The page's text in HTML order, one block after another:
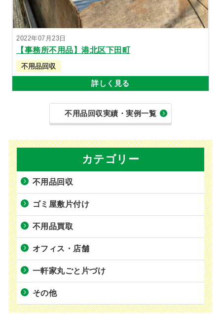
2022年07月23日
【事務所不用品】港北区下田町
不用品回収
詳しく見る
不用品回収実績・実例一覧
カテゴリー
不用品回収
ゴミ屋敷片付け
不用品買取
オフィス・店舗
一軒家丸ごと片づけ
その他